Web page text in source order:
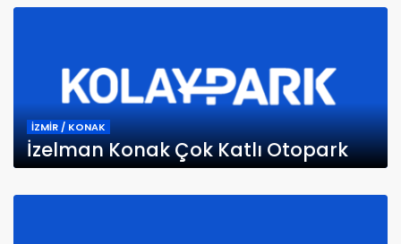
İZMİR / KONAK
İzelman Konak Çok Katlı Otopark